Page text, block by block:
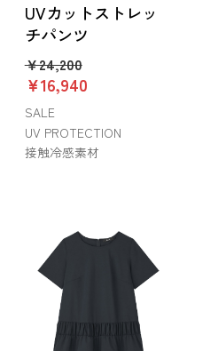
UVカットストレッ
チパンツ
￥24,200
￥16,940
SALE
UV PROTECTION
接触冷感素材